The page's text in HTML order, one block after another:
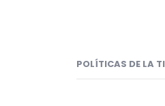
POLÍTICAS DE LA